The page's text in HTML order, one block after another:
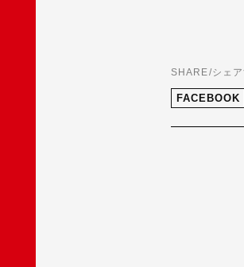
SHARE/シェ
FACEBOOK